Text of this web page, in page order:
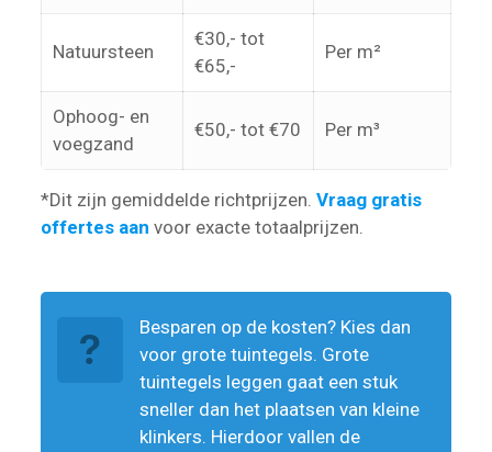
Natuursteen
€30,- tot
€65,-
Per m²
Ophoog- en
voegzand
€50,- tot €70 Per m³
*Dit zijn gemiddelde richtprijzen. Vraag gratis
offertes aan voor exacte totaalprijzen.
Besparen op de kosten? Kies dan
voor grote tuintegels. Grote
tuintegels leggen gaat een stuk
sneller dan het plaatsen van kleine
klinkers. Hierdoor vallen de